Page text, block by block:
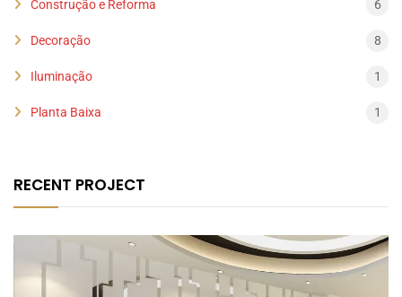
Construção e Reforma 6
Decoração 8
Iluminação 1
Planta Baixa 1
RECENT PROJECT